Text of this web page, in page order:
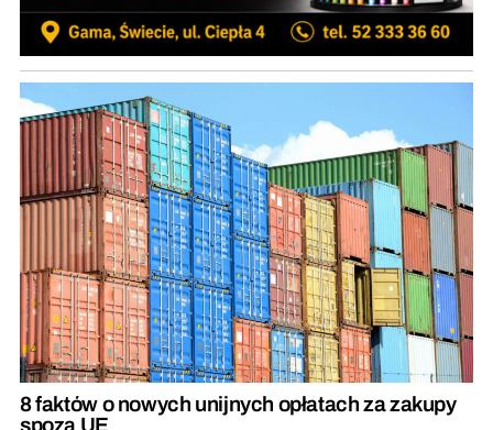
8 faktów o nowych unijnych opłatach za zakupy
spoza UE